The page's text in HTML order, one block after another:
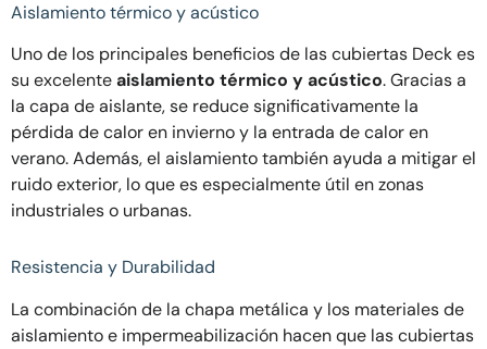
Aislamiento térmico y acústico
Uno de los principales beneficios de las cubiertas Deck es
su excelenteaislamiento térmico y acústico. Gracias a
la capa de aislante, se reduce significativamente la
pérdida de calor en invierno y la entrada de calor en
verano. Además, el aislamiento también ayuda a mitigar el
ruido exterior, lo que es especialmente útil en zonas
industriales o urbanas.
Resistencia y Durabilidad
La combinación de la chapa metálica y los materiales de
aislamiento e impermeabilización hacen que las cubiertas